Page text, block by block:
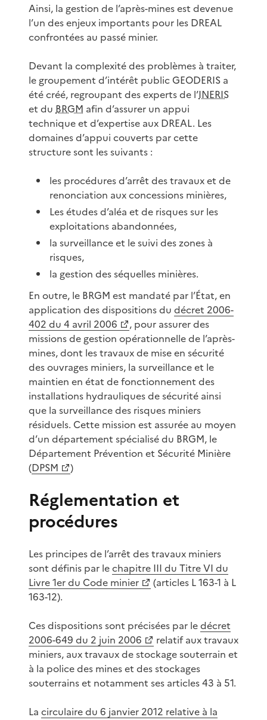
Ainsi, la gestion de l’après-mines est devenue
l’un des enjeux importants pour les DREAL
confrontées au passé minier.
Devant la complexité des problèmes à traiter,
le groupement d’intérêt public GEODERIS a
été créé, regroupant des experts de l’INERIS
et du BRGM afin d’assurer un appui
technique et d’expertise aux DREAL. Les
domaines d’appui couverts par cette
structure sont les suivants :
les procédures d’arrêt des travaux et de
renonciation aux concessions minières,
Les études d’aléa et de risques sur les
exploitations abandonnées,
la surveillance et le suivi des zones à
risques,
la gestion des séquelles minières.
En outre, le BRGM est mandaté par l’État, en
application des dispositions du décret 2006-
402 du 4 avril 2006
, pour assurer des
missions de gestion opérationnelle de l’après-
mines, dont les travaux de mise en sécurité
des ouvrages miniers, la surveillance et le
maintien en état de fonctionnement des
installations hydrauliques de sécurité ainsi
que la surveillance des risques miniers
résiduels. Cette mission est assurée au moyen
d’un département spécialisé du BRGM, le
Département Prévention et Sécurité Minière
(DPSM )
Réglementation et
procédures
Les principes de l’arrêt des travaux miniers
sont définis par lechapitre III du Titre VI du
Livre 1er du Code minier
(articles L 163-1 à L
163-12).
Ces dispositions sont précisées par ledécret
2006-649 du 2 juin 2006
relatif aux travaux
miniers, aux travaux de stockage souterrain et
à la police des mines et des stockages
souterrains et notamment ses articles 43 à 51.
La circulaire du 6 janvier 2012 relative à la